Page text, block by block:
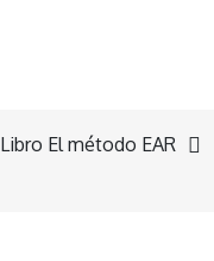
Libro El método EAR